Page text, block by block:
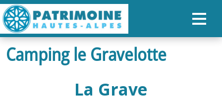
ACCUEIL
Camping le Gravelotte
La Grave